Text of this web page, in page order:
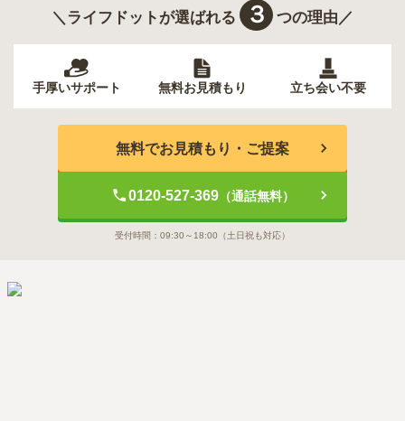
＼ライフドットが選ばれる ３ つの理由／
手厚いサポート 無料お見積もり 立ち会い不要
無料でお見積もり・ご提案
0120-527-369（通話無料）
受付時間： 09:30～18:00 （土日祝も対応）